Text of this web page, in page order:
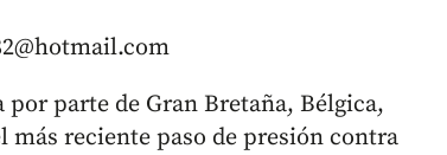
parte de Gran Bretaña, Bélgica,
más reciente paso de presión contra